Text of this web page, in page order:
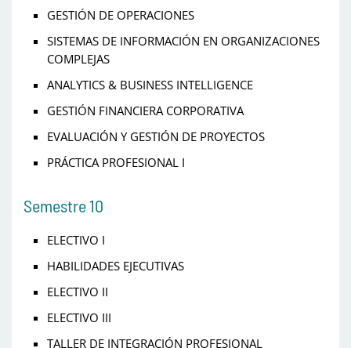
GESTIÓN DE OPERACIONES
SISTEMAS DE INFORMACIÓN EN ORGANIZACIONES
COMPLEJAS
ANALYTICS & BUSINESS INTELLIGENCE
GESTIÓN FINANCIERA CORPORATIVA
EVALUACIÓN Y GESTIÓN DE PROYECTOS
PRÁCTICA PROFESIONAL I
Semestre 10
ELECTIVO I
HABILIDADES EJECUTIVAS
ELECTIVO II
ELECTIVO III
TALLER DE INTEGRACIÓN PROFESIONAL